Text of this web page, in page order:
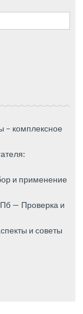
– комплексное
и применение
— Проверка и
и советы